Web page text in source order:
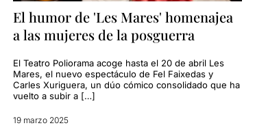
El humor de 'Les Mares' homenajea
a las mujeres de la posguerra
El Teatro Poliorama acoge hasta el 20 de abril Les
Mares, el nuevo espectáculo de Fel Faixedas y
Carles Xuriguera, un dúo cómico consolidado que ha
vuelto a subir a […]
19 marzo 2025